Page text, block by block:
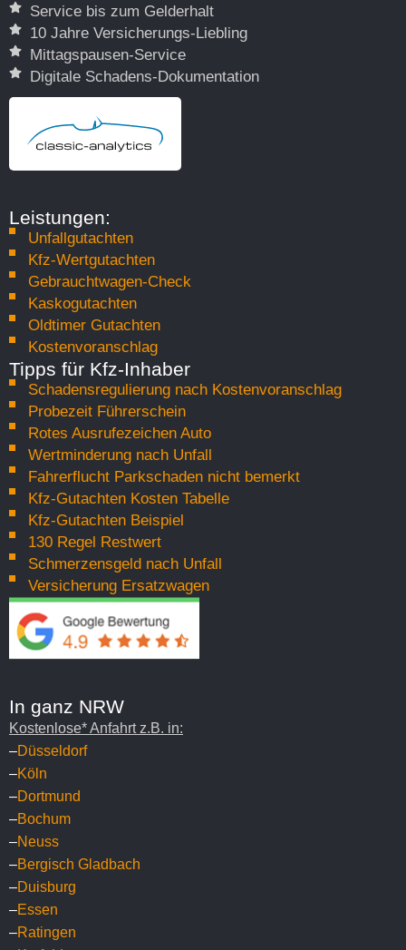
Service bis zum Gelderhalt
10 Jahre Versicherungs-Liebling
Mittagspausen-Service
Digitale Schadens-Dokumentation
Leistungen:
Unfallgutachten
Kfz-Wertgutachten
Gebrauchtwagen-Check
Kaskogutachten
Oldtimer Gutachten
Kostenvoranschlag
Tipps für Kfz-Inhaber
Schadensregulierung nach Kostenvoranschlag
Probezeit Führerschein
Rotes Ausrufezeichen Auto
Wertminderung nach Unfall
Fahrerflucht Parkschaden nicht bemerkt
Kfz-Gutachten Kosten Tabelle
Kfz-Gutachten Beispiel
130 Regel Restwert
Schmerzensgeld nach Unfall
Versicherung Ersatzwagen
In ganz NRW
Kostenlose* Anfahrt z.B. in:
–Düsseldorf
–Köln
–Dortmund
–Bochum
–Neuss
–Bergisch Gladbach
–Duisburg
–Essen
–Ratingen